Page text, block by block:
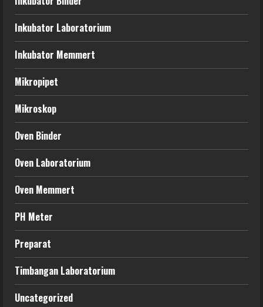
Inkubator Laboratorium
Inkubator Memmert
Mikropipet
Mikroskop
Oven Binder
Oven Laboratorium
Oven Memmert
PH Meter
Preparat
Timbangan Laboratorium
Uncategorized